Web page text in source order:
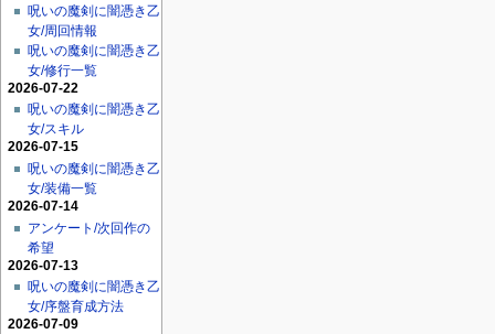
呪いの魔剣に闇憑き乙
女/周回情報
呪いの魔剣に闇憑き乙
女/修行一覧
2026-07-22
呪いの魔剣に闇憑き乙
女/スキル
2026-07-15
呪いの魔剣に闇憑き乙
女/装備一覧
2026-07-14
アンケート/次回作の
希望
2026-07-13
呪いの魔剣に闇憑き乙
女/序盤育成方法
2026-07-09